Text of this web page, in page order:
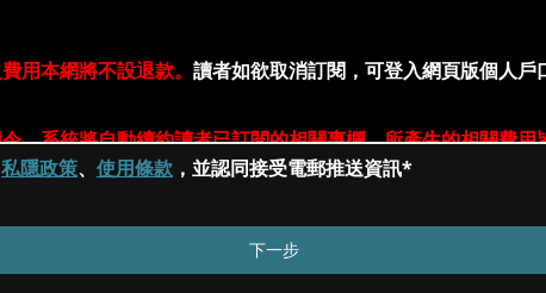
私隱政策、 使用條款 ，並認同接受電郵推送資訊*